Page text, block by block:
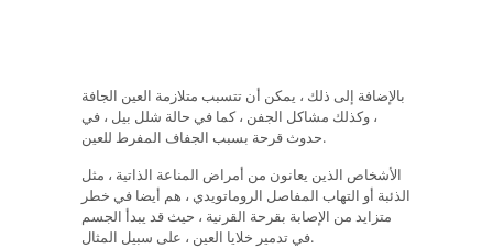
بالإضافة إلى ذلك ، يمكن أن تتسبب متلازمة العين الجافة
، وكذلك مشاكل الجفن ، كما في حالة شلل بيل ، في
حدوث قرحة بسبب الجفاف المفرط للعين.
الأشخاص الذين يعانون من أمراض المناعة الذاتية ، مثل
الذئبة أو التهاب المفاصل الروماتويدي ، هم أيضا في خطر
متزايد من الإصابة بقرحة القرنية ، حيث قد يبدأ الجسم
في تدمير خلايا العين ، على سبيل المثال.